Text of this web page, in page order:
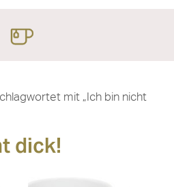
mit „Ich bin nicht
dick!